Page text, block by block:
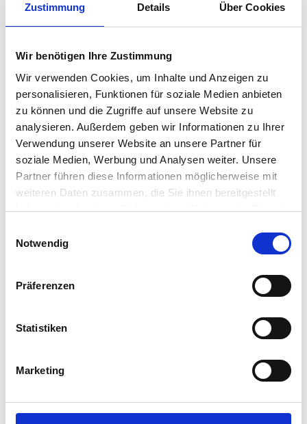
Zustimmung Details Über Cookies
Wir benötigen Ihre Zustimmung
Wir verwenden Cookies, um Inhalte und Anzeigen zu
personalisieren, Funktionen für soziale Medien anbieten
zu können und die Zugriffe auf unsere Website zu
analysieren. Außerdem geben wir Informationen zu Ihrer
Verwendung unserer Website an unsere Partner für
soziale Medien, Werbung und Analysen weiter. Unsere
Partner führen diese Informationen möglicherweise mit
weiteren Daten zusammen, die Sie ihnen bereitgestellt
haben oder die sie im Rahmen Ihrer Nutzung der Dienste
Notwendig
Präferenzen
Statistiken
Marketing